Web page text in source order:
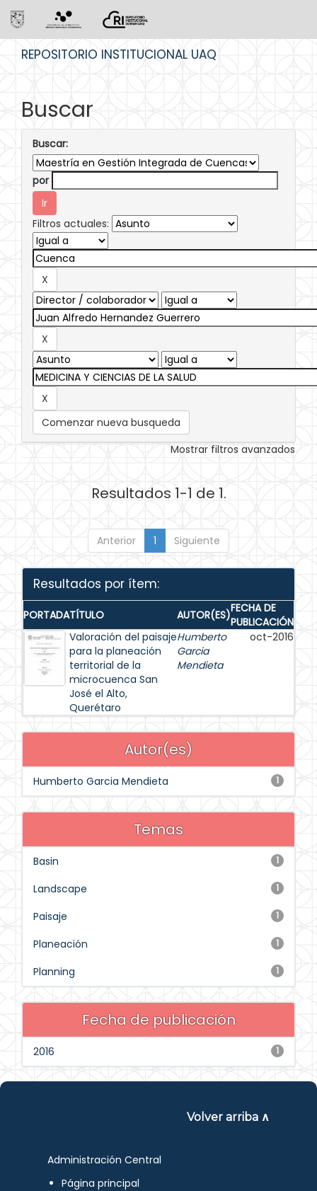
REPOSITORIO INSTITUCIONAL UAQ
Buscar
Buscar:
por
Filtros actuales:
Comenzar nueva busqueda
Mostrar filtros avanzados
Resultados 1-1 de 1.
Anterior 1 Siguiente
Resultados por ítem:
PORTADATÍTULO AUTOR(ES)FECHA DE
PUBLICACIÓN
Valoración del paisaje
para la planeación
territorial de la
microcuenca San
José el Alto,
Querétaro
Humberto
Garcia
Mendieta
oct-2016
Autor(es)
1
Humberto Garcia Mendieta
Temas
1
Basin
1
Landscape
1
Paisaje
1
Planeación
1
Planning
Fecha de publicación
1
2016
Volver arriba ∧
Administración Central
Página principal